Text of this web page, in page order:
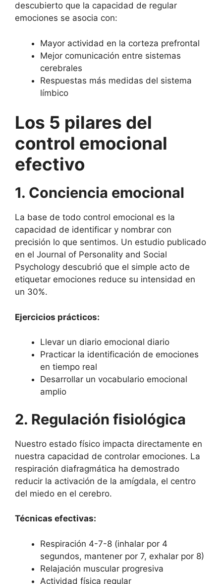
descubierto que la capacidad de regular
emociones se asocia con:
Mayor actividad en la corteza prefrontal
Mejor comunicación entre sistemas
cerebrales
Respuestas más medidas del sistema
límbico
Los 5 pilares del
control emocional
efectivo
1. Conciencia emocional
La base de todo control emocional es la
capacidad de identificar y nombrar con
precisión lo que sentimos. Un estudio publicado
en el Journal of Personality and Social
Psychology descubrió que el simple acto de
etiquetar emociones reduce su intensidad en
un 30%.
Ejercicios prácticos:
Llevar un diario emocional diario
Practicar la identificación de emociones
en tiempo real
Desarrollar un vocabulario emocional
amplio
2. Regulación fisiológica
Nuestro estado físico impacta directamente en
nuestra capacidad de controlar emociones. La
respiración diafragmática ha demostrado
reducir la activación de la amígdala, el centro
del miedo en el cerebro.
Técnicas efectivas:
Respiración 4-7-8 (inhalar por 4
segundos, mantener por 7, exhalar por 8)
Relajación muscular progresiva
Actividad física regular